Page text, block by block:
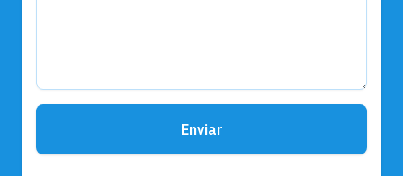
Enviar